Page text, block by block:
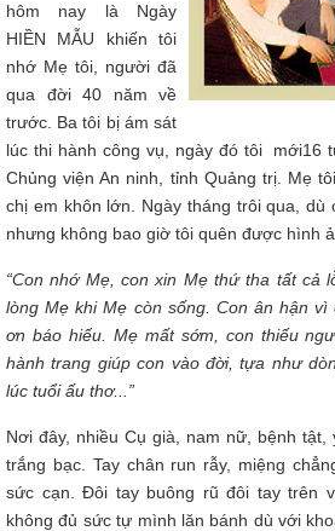
hôm nay là Ngày
HIỀN MẪU khiến tôi
nhớ Mẹ tôi, người đã
qua đời 40 năm về
trước. Ba tôi bị ám sát
lúc thi hành công vụ, ngày đó tôi mới16
Chủng viện An ninh, tỉnh Quảng trị. Mẹ
chị em khôn lớn. Ngày tháng trôi qua, dù
nhưng không bao giờ tôi quên được hình
“Con nhớ Mẹ, con xin Mẹ thứ tha tất cả
lòng Mẹ khi Mẹ còn sống. Con ân hận
ơn báo hiếu. Mẹ mất sớm, con thiếu
hành trang giúp con vào đời, tựa như
lúc tuổi ấu thơ...”
Nơi đây, nhiều Cụ già, nam nữ, bệnh
trắng bạc. Tay chân run rẫy, miệng
sức cạn. Đôi tay buông rũ đôi tay trên
không đủ sức tự mình lăn bánh dù với